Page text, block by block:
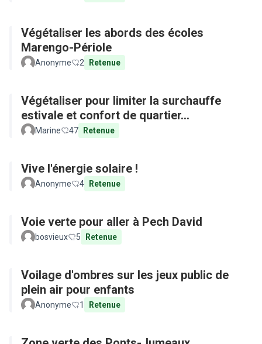
Végétaliser les abords des écoles
Marengo-Périole
Anonyme 2 Retenue
Végétaliser pour limiter la surchauffe
estivale et confort de quartier...
Marine 47 Retenue
Vive l'énergie solaire !
Anonyme 4 Retenue
Voie verte pour aller à Pech David
bosvieux 5 Retenue
Voilage d'ombres sur les jeux public de
plein air pour enfants
Anonyme 1 Retenue